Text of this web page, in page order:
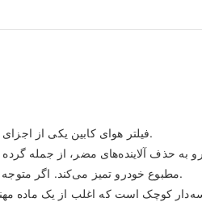
فیلتر هوای کابین یکی از اجزای مهم در سیستم گرمایش و سرمایش هر وسیله نقلیه است. این فیلتر به محافظت از سرنشینان در برابر آلاینده‌های موجود در هوای تنفسی کمک می‌کند.
به حذف آلاینده‌های مضر، از جمله
مطبوع خودرو تمیز می‌کند. اگر متوجه شدید که ماشین شما بوی نامطبوعی دارد یا جریان هوا کاهش یافته است، تعویض فیلتر کابین را در نظر بگیرید تا به سیستم و خودتان، نفسی تازه بدهید.
کوچک است که اغلب از یک ماده